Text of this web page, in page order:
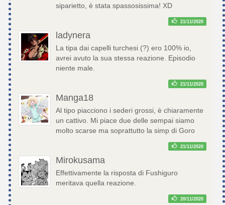
siparietto, è stata spassosissima! XD
21/11/2020
ladynera
La tipa dai capelli turchesi (?) ero 100% io,
avrei avuto la sua stessa reazione. Episodio
niente male.
21/11/2020
Manga18
Al tipo piacciono i sederi grossi, è chiaramente
un cattivo. Mi piace due delle sempai siamo
molto scarse ma soprattutto la simp di Goro
21/11/2020
Mirokusama
Effettivamente la risposta di Fushiguro
meritava quella reazione.
20/11/2020